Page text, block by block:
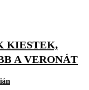
KIESTEK,
A VERONÁT